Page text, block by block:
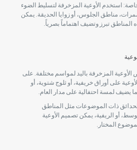
استخدم الأوعية المزخرفة لتسليط الضوء
مناطق الجلوس، أو زوايا الحديقة. يمكن
المناطق تبرز وتضيف اهتماماً بصرياً.
المزخرفة باليد لمواسم مختلفة. على
على أوراق خريفية، أو ثلوج شتوية، أو
يضيف لمسة احتفالية على مدار العام.
ذات الموضوعات مثل المناطق
أو الريفية، يمكن تصميم الأوعية
المختار.